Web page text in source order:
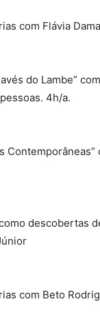
com Flávia
do Lambe”
4h/a.
Contemporâneas”
descobertas
com Beto